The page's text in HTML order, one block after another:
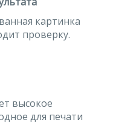
картинка
проверку.
высокое
для печати